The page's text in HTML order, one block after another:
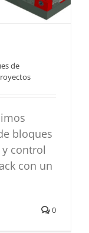
de
bloques
control
con un
0